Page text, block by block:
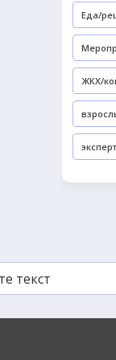
Еда/
ЖКХ/